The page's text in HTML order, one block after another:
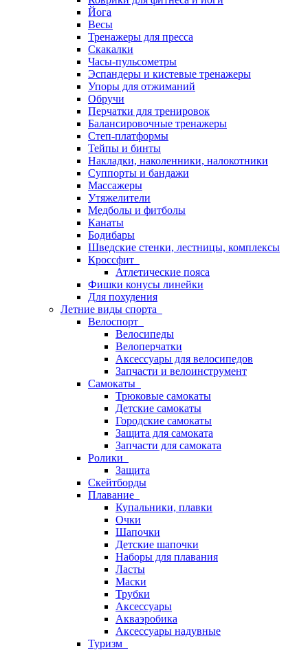
Йога
Весы
Тренажеры для пресса
Скакалки
Часы-пульсометры
Эспандеры и кистевые тренажеры
Упоры для отжиманий
Обручи
Перчатки для тренировок
Балансировочные тренажеры
Степ-платформы
Тейпы и бинты
Накладки, наколенники, налокотники
Суппорты и бандажи
Массажеры
Утяжелители
Медболы и фитболы
Канаты
Бодибары
Шведские стенки, лестницы, комплексы
Кроссфит
Атлетические пояса
Фишки конусы линейки
Для похудения
Летние виды спорта
Велоспорт
Велосипеды
Велоперчатки
Аксессуары для велосипедов
Запчасти и велоинструмент
Самокаты
Трюковые самокаты
Детские самокаты
Городские самокаты
Защита для самоката
Запчасти для самоката
Ролики
Защита
Скейтборды
Плавание
Купальники, плавки
Очки
Шапочки
Детские шапочки
Наборы для плавания
Ласты
Маски
Трубки
Аксессуары
Акваэробика
Аксессуары надувные
Туризм